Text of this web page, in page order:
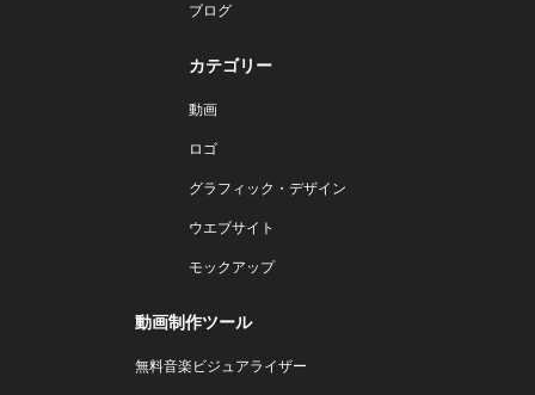
ブログ
カテゴリー
動画
ロゴ
グラフィック・デザイン
ウエブサイト
モックアップ
動画制作ツール
無料音楽ビジュアライザー